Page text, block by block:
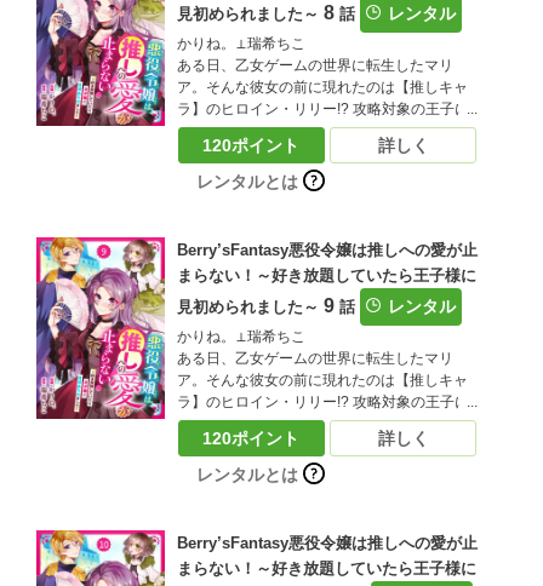
為、悪役令嬢を演じ切ることにしたマリア！
しかし、リリーと結ばれるはずの王子様・ア
ルに目を付けられてしまい!?推しのリリーに
近づきたいマリアと、迫りくるアル…三つ巴
の王宮ファンタジーがここに開幕！（この作
品は電子コミック誌Berry’ｓ fantasy Vol.32に
収録されています。重複購入にご注意くださ
い)
見初められました～ 8 話 レンタル
かりね。⊥瑞希ちこ
ある日、乙女ゲームの世界に転生したマリ
ア。そんな彼女の前に現れたのは【推しキャ
ラ】のヒロイン・リリー!? 攻略対象の王子に
は見向きもせず、前世でリリーを推していた
マリアは大興奮！ しかし、取り巻きと一緒に
リリーをいじめる悪役令嬢に転生していたこ
とが発覚――？嫌われキャラでこのままだと
事に気づく。「もしかして…悪役令嬢を演じ
つつ、リリーをいじめから守れれば、お近づ
きになれる…？」大好きな推しの笑顔を守る
為、悪役令嬢を演じ切ることにしたマリア！
しかし、リリーと結ばれるはずの王子様・ア
ルに目を付けられてしまい!?推しのリリーに
近づきたいマリアと、迫りくるアル…三つ巴
の王宮ファンタジーがここに開幕！（この作
品は電子コミック誌Berry’ｓ fantasy Vol.33に
収録されています。重複購入にご注意くださ
い)
120ポイント
レンタルとは
詳しく
Berry’sFantasy悪役令嬢は推しへの愛が止
まらない！～好き放題していたら王子様に
見初められました～ 9 話 レンタル
かりね。⊥瑞希ちこ
ある日、乙女ゲームの世界に転生したマリ
ア。そんな彼女の前に現れたのは【推しキャ
ラ】のヒロイン・リリー!? 攻略対象の王子に
は見向きもせず、前世でリリーを推していた
マリアは大興奮！ しかし、取り巻きと一緒に
リリーをいじめる悪役令嬢に転生していたこ
とが発覚――？嫌われキャラでこのままだと
事に気づく。「もしかして…悪役令嬢を演じ
つつ、リリーをいじめから守れれば、お近づ
きになれる…？」大好きな推しの笑顔を守る
120ポイント
レンタルとは
詳しく
Berry’sFantasy悪役令嬢は推しへの愛が止
まらない！～好き放題していたら王子様に